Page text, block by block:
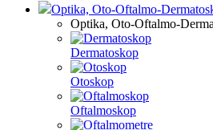
Optika, Oto-Oftalmo-
Optika, Oto-Oftalmo-
Dermatoskop
Otoskop
Oftalmoskop